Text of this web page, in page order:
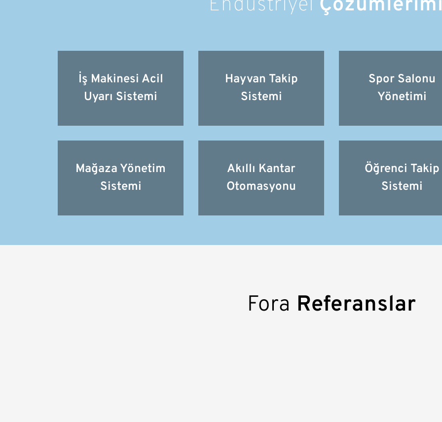
Endüstriyel
İş Makinesi Acil
Uyarı Sistemi
Hayvan Takip
Sistemi
Spor Salonu
Yönetimi
Mağaza Yönetim
Sistemi
Akıllı Kantar
Otomasyonu
Öğrenci Takip
Sistemi
Fora Referanslar